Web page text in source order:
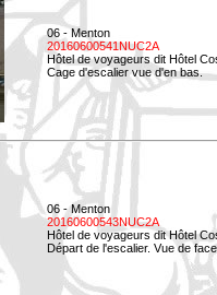
06 - Menton
20160600541NUC2A
Hôtel de voyageurs dit Hôtel
Cage d'escalier vue d'en bas.
06 - Menton
20160600543NUC2A
Hôtel de voyageurs dit Hôtel
Départ de l'escalier. Vue de